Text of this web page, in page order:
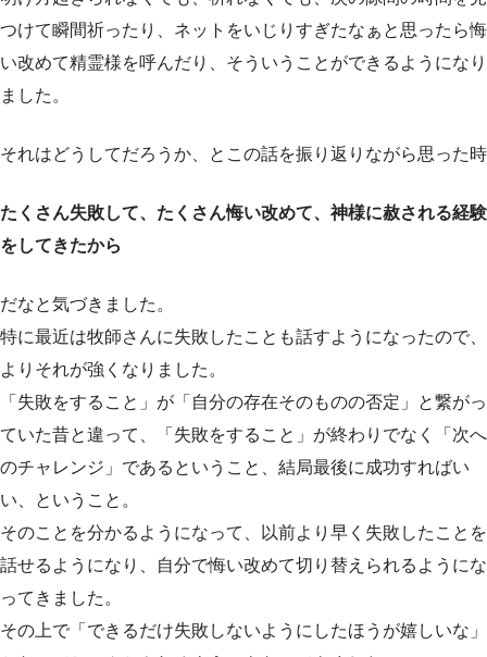
つけて瞬間祈ったり、ネットをいじりすぎたなぁと思ったら悔
い改めて精霊様を呼んだり、そういうことができるようになり
ました。
それはどうしてだろうか、とこの話を振り返りながら思った時
たくさん失敗して、たくさん悔い改めて、神様に赦される経験
をしてきたから
だなと気づきました。
特に最近は牧師さんに失敗したことも話すようになったので、
よりそれが強くなりました。
「失敗をすること」が「自分の存在そのものの否定」と繋がっ
ていた昔と違って、「失敗をすること」が終わりでなく「次へ
のチャレンジ」であるということ、結局最後に成功すればい
い、ということ。
そのことを分かるようになって、以前より早く失敗したことを
話せるようになり、自分で悔い改めて切り替えられるようにな
ってきました。
その上で「できるだけ失敗しないようにしたほうが嬉しいな」